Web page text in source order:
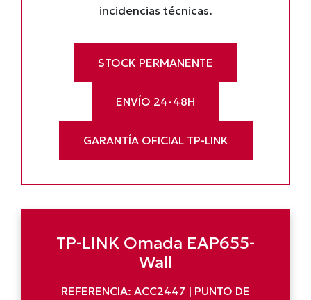
incidencias técnicas.
STOCK PERMANENTE
ENVÍO 24-48H
GARANTÍA OFICIAL TP-LINK
TP-LINK Omada EAP655-
Wall
REFERENCIA: ACC2447 | PUNTO DE